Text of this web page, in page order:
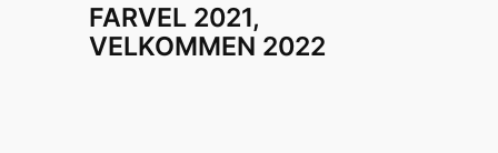
FARVEL 2021,
VELKOMMEN 2022